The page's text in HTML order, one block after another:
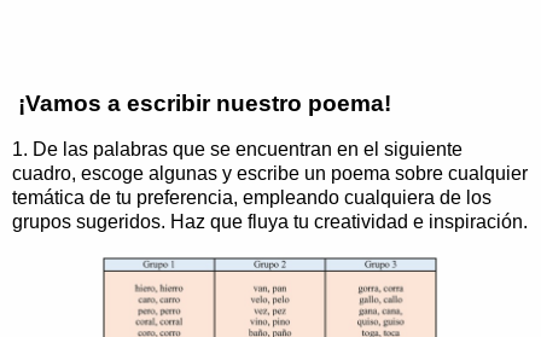
¡Vamos a escribir nuestro poema!
1. De las palabras que se encuentran en el siguiente
cuadro, escoge algunas y escribe un poema sobre cualquier
temática de tu preferencia, empleando cualquiera de los
grupos sugeridos. Haz que fluya tu creatividad e inspiración.